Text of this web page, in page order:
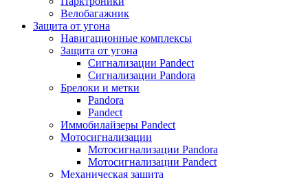
Велобагажник
Защита от угона
Навигационные комплексы
Защита от угона
Сигнализации Pandect
Сигнализации Pandora
Брелоки и метки
Pandora
Pandect
Иммобилайзеры Pandect
Мотосигнализации
Мотосигнализации Pandora
Мотосигнализации Pandect
Механическая защита